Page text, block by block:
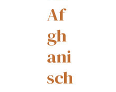
Af
gh
ani
sch